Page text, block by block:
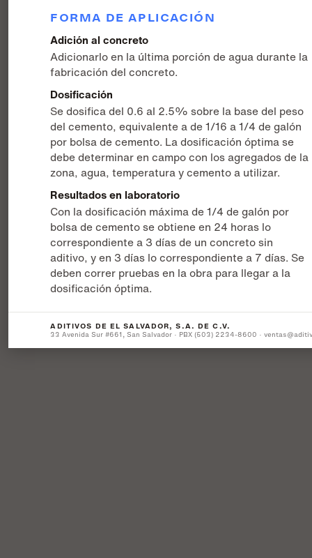
FORMA DE APLICACIÓN
Adición al concreto
Adicionarlo en la última porción de agua durante la
fabricación del concreto.
Dosificación
Se dosifica del 0.6 al 2.5% sobre la base del peso
del cemento, equivalente a de 1/16 a 1/4 de galón
por bolsa de cemento. La dosificación óptima se
debe determinar en campo con los agregados de la
zona, agua, temperatura y cemento a utilizar.
Resultados en laboratorio
Con la dosificación máxima de 1/4 de galón por
bolsa de cemento se obtiene en 24 horas lo
correspondiente a 3 días de un concreto sin
aditivo, y en 3 días lo correspondiente a 7 días. Se
deben correr pruebas en la obra para llegar a la
dosificación óptima.
ADITIVOS DE EL SALVADOR, S.A. DE C.V.
33 Avenida Sur #661, San Salvador · PBX (503) 2234-8600 ·